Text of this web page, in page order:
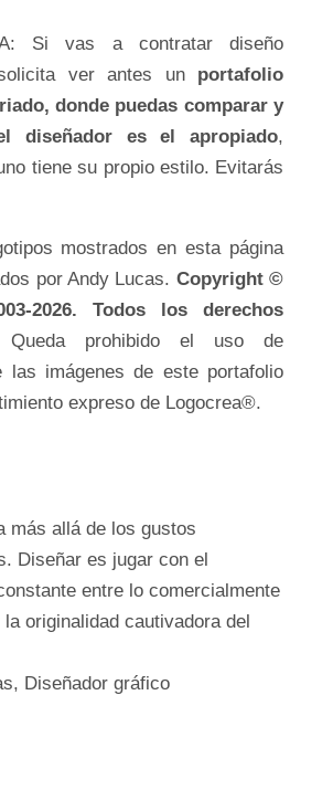
Si vas a contratar diseño
ver antes un portafolio
donde puedas comparar y
diseñador es el apropiado,
tiene su propio estilo. Evitarás
mostrados en esta página
por Andy Lucas. Copyright ©
2026. Todos los derechos
Queda prohibido el uso de
las imágenes de este portafolio
expreso de Logocrea®.
más allá de los gustos
Diseñar es jugar con el
entre lo comercialmente
originalidad cautivadora del
Diseñador gráfico